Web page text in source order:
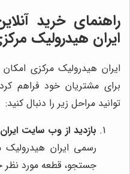
راهنمای خرید
ایران هیدرولیک
ایران هیدرولیک مرکزی
برای مشتریان خود فراهم
توانید مراحل زیر را دنبال کنید:
بازدید از وب سایت
رسمی ایران
جستجو، قطعه مورد نظر